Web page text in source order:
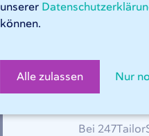
unserer
können.
Alle zulassen Nur
Bei